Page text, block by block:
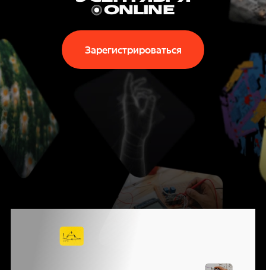
T
E
C
H
N
I
G
ONLINE
Зарегистрироваться